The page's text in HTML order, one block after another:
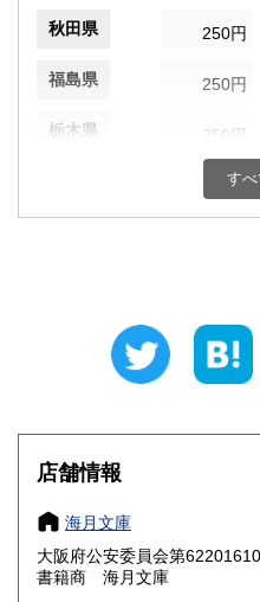
秋田県 250円
福島県 250円
栃木県 250円
250円
250円
250円
岐阜県 250円
愛知県
滋賀県
大阪府
す
店舗情報
海月文庫
大阪府公安委員会第
書籍商 海月文庫